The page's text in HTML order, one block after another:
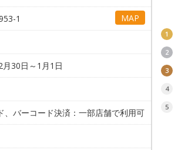
1 MAP
30日～1月1日
、バーコード決済：一部店舗で利用可
1
2
3
4
5